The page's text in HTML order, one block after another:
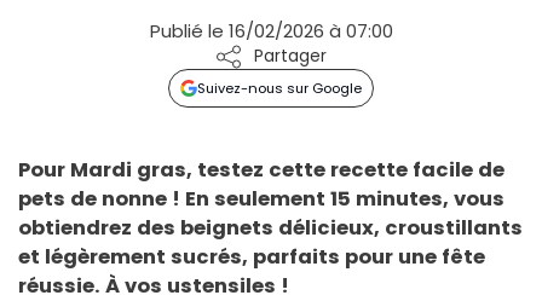
Publié le 16/02/2026 à 07:00
Partager
Suivez-nous sur Google
Pour Mardi gras, testez cette recette facile de
pets de nonne ! En seulement 15 minutes, vous
obtiendrez des beignets délicieux, croustillants
et légèrement sucrés, parfaits pour une fête
réussie. À vos ustensiles !